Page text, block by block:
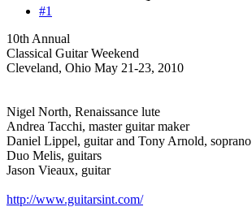
#1
10th Annual
Classical Guitar Weekend
Cleveland, Ohio May 21-23, 2010
Nigel North, Renaissance lute
Andrea Tacchi, master guitar maker
Daniel Lippel, guitar and Tony Arnold, soprano
Duo Melis, guitars
Jason Vieaux, guitar
http://www.guitarsint.com/